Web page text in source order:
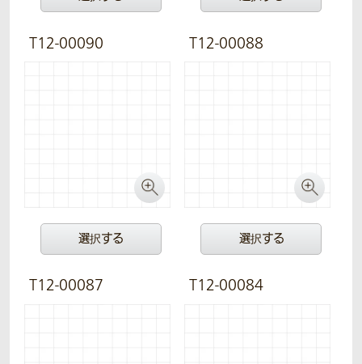
T12-00090
選択する
T12-00088
選択する
T12-00087 T12-00084